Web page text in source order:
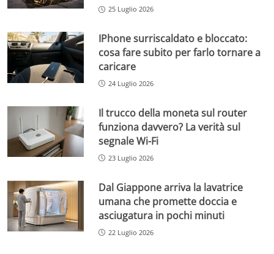
25 Luglio 2026
IPhone surriscaldato e bloccato:
cosa fare subito per farlo tornare a
caricare
24 Luglio 2026
Il trucco della moneta sul router
funziona davvero? La verità sul
segnale Wi-Fi
23 Luglio 2026
Dal Giappone arriva la lavatrice
umana che promette doccia e
asciugatura in pochi minuti
22 Luglio 2026